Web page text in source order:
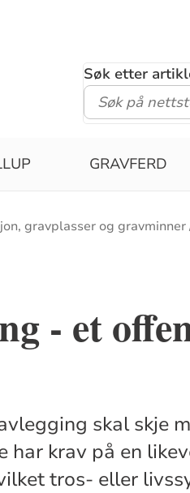
Søk etter
GRAVFERD
gravplasser og gravminner
- et
skal skje
har krav på en
tros- eller